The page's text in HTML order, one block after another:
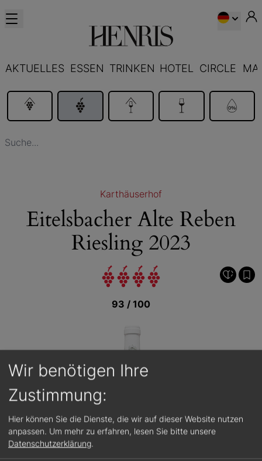
AKTUELLES ESSEN TRINKEN HOTEL CIRCLE
Karthäuserhof
Eitelsbacher Alte Reben
Riesling 2023
93 / 100
Wir benötigen Ihre
Zustimmung:
Hier können Sie die Dienste, die wir auf dieser Website nutzen
anpassen. Um mehr zu erfahren, lesen Sie bitte unsere
Datenschutzerklärung.